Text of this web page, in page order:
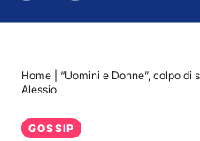
Home
“Uomini e Donne”, colpo di
Alessio
GOSSIP